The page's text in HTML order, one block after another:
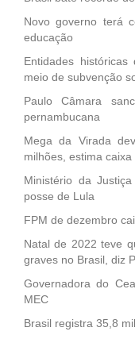
Novo governo terá
educação
Entidades
meio de subvenção
Paulo Câmara
pernambucana
Mega da Virada
milhões, estima caixa
Ministério da
posse de Lula
FPM de dezembro
Natal de 2022 teve
graves no Brasil, diz
Governadora do
MEC
Brasil registra 35,8